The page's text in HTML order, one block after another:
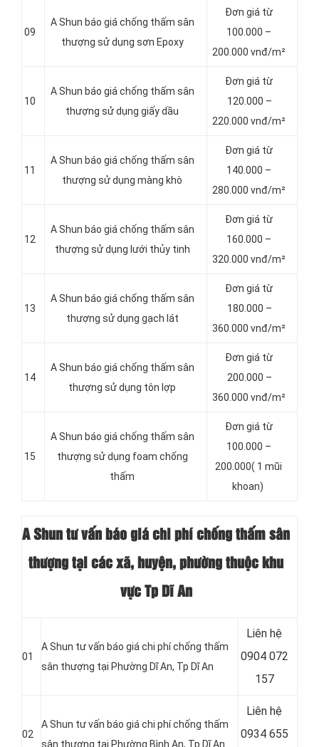
09
A Shun báo giá chống thấm sân
thượng sử dụng sơn Epoxy
Đơn giá từ
100.000 –
200.000 vnđ/m²
10
A Shun báo giá chống thấm sân
thượng sử dụng giấy dầu
Đơn giá từ
120.000 –
220.000 vnđ/m²
11
A Shun báo giá chống thấm sân
thượng sử dụng màng khò
Đơn giá từ
140.000 –
280.000 vnđ/m²
12
A Shun báo giá chống thấm sân
thượng sử dụng lưới thủy tinh
Đơn giá từ
160.000 –
320.000 vnđ/m²
13
A Shun báo giá chống thấm sân
thượng sử dụng gạch lát
Đơn giá từ
180.000 –
360.000 vnđ/m²
14
A Shun báo giá chống thấm sân
thượng sử dụng tôn lợp
Đơn giá từ
200.000 –
360.000 vnđ/m²
15
A Shun báo giá chống thấm sân
thượng sử dụng foam chống
thấm
Đơn giá từ
100.000 –
200.000( 1 mũi
khoan)
A Shun tư vấn báo giá chi phí chống thấm sân
thượng tại các xã, huyện, phường thuộc khu
vực Tp Dĩ An
01
A Shun tư vấn báo giá chi phí chống thấm
sân thượng tại Phường Dĩ An, Tp Dĩ An
Liên hệ
0904 072
157
02
A Shun tư vấn báo giá chi phí chống thấm
sân thượng tại Phường Bình An, Tp Dĩ An
Liên hệ
0934 655